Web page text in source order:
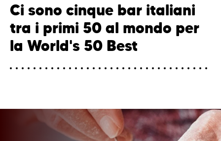
Ci sono cinque bar italiani
tra i primi 50 al mondo per
la World's 50 Best